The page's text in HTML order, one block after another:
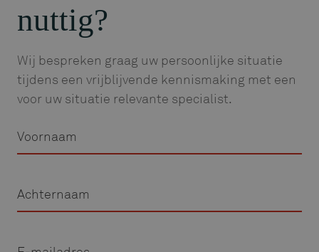
nuttig?
Wij bespreken graag uw persoonlijke situatie
tijdens een vrijblijvende kennismaking met een
voor uw situatie relevante specialist.